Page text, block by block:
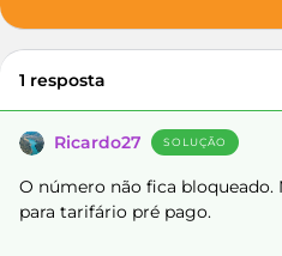
1 resposta
Ricardo27 SOLUÇÃO
O número não fica bloqueado.
para tarifário pré pago.